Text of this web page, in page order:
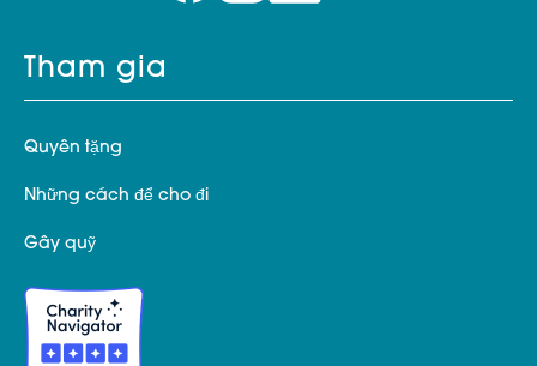
Tham gia
Quyên tặng
Những cách để cho đi
Gây quỹ